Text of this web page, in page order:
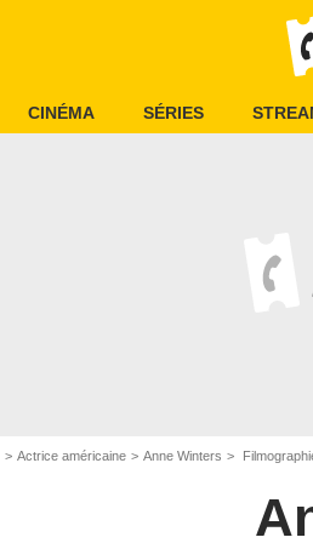
CINÉMA SÉRIES
Actrice américaine Anne Winters